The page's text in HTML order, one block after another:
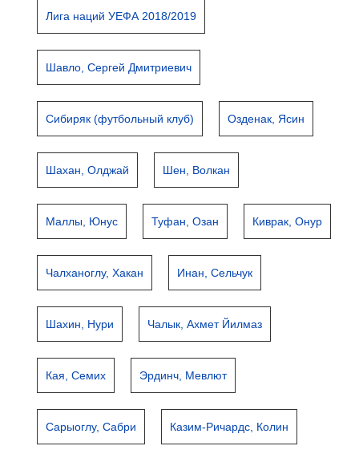
Лига наций УЕФА 2018/2019
Шавло, Сергей Дмитриевич
Сибиряк (футбольный клуб) Озденак, Ясин
Шахан, Олджай Шен, Волкан
Маллы, Юнус Туфан, Озан Киврак, Онур
Чалханоглу, Хакан Инан, Сельчук
Шахин, Нури Чалык, Ахмет Йилмаз
Кая, Семих Эрдинч, Мевлют
Сарыоглу, Сабри Казим-Ричардс, Колин